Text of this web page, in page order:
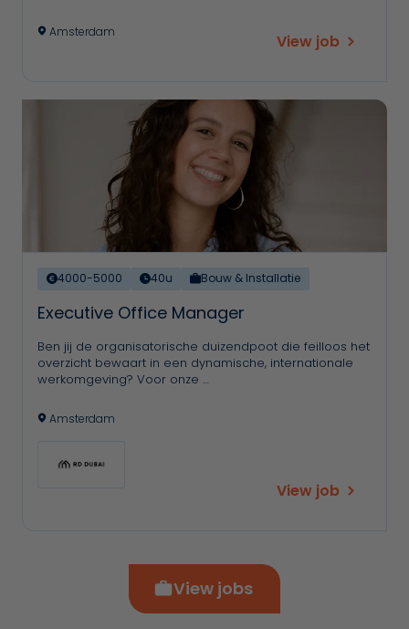
Amsterdam View job
4000-5000 40u Bouw & Installatie
Executive Office Manager
Ben jij de organisatorische duizendpoot die feilloos het
overzicht bewaart in een dynamische, internationale
werkomgeving? Voor onze …
Amsterdam
View job
View jobs